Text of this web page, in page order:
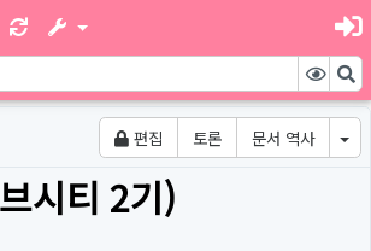
편집 토론 문서 역사
시티 2기)